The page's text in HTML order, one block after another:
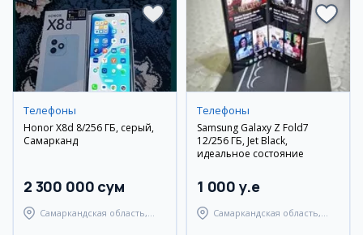
Телефоны
Honor X8d 8/256 ГБ, серый,
Самарканд
2 300 000 сум
Самаркандская область,
Телефоны
Samsung Galaxy Z Fold7
12/256 ГБ, Jet Black,
идеальное состояние
1 000 y.e
Самаркандская область,